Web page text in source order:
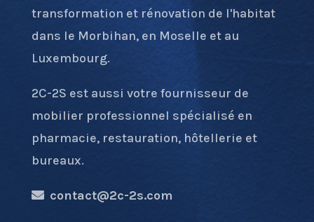
transformation et rénovation de l'habitat
dans le Morbihan, en Moselle et au
Luxembourg.
2C-2S est aussi votre fournisseur de
mobilier professionnel spécialisé en
pharmacie, restauration, hôtellerie et
bureaux.
contact@2c-2s.com